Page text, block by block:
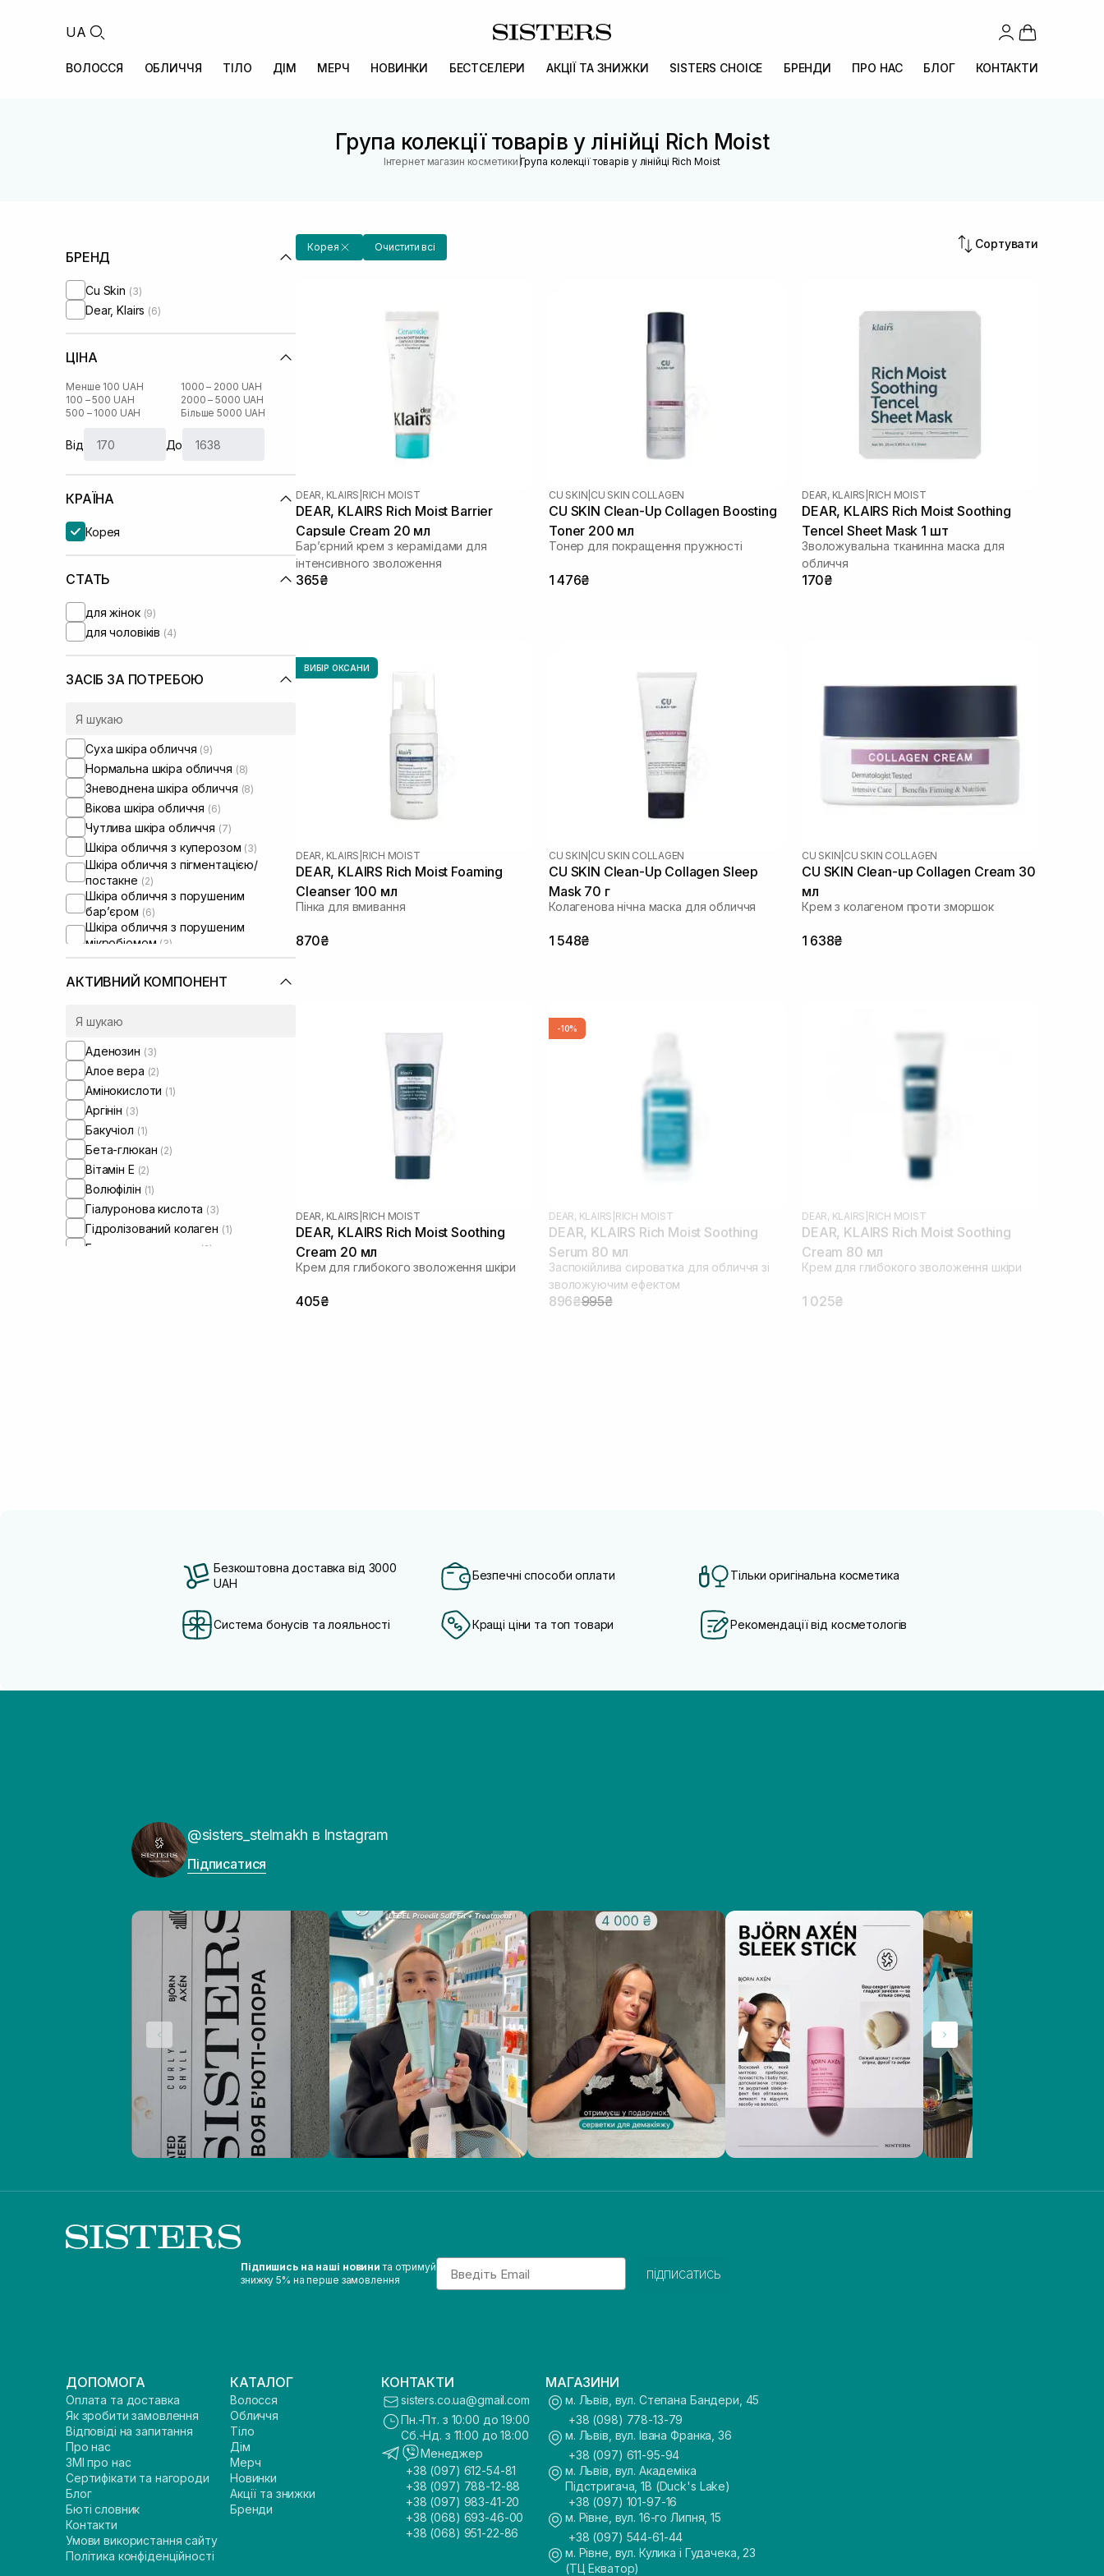
UA
ВОЛОССЯ ОБЛИЧЧЯ ТІЛО ДІМ МЕРЧ НОВИНКИ БЕСТСЕЛЕРИ АКЦІЇ ТА ЗНИЖКИ SISTERS CHOICE БРЕНДИ ПРО НАС БЛОГ КОНТАКТИ
Група колекції товарів у лінійці Rich Moist
Інтернет магазин косметики |Група колекції товарів у лінійці Rich Moist
БРЕНД
Cu Skin (3)
Dear, Klairs (6)
ЦІНА
Менше 100 UAH
100 – 500 UAH
500 – 1000 UAH
1000 – 2000 UAH
2000 – 5000 UAH
Більше 5000 UAH
Від До
КРАЇНА
Корея
СТАТЬ
для жінок (9)
для чоловіків (4)
ЗАСІБ ЗА ПОТРЕБОЮ
Суха шкіра обличчя (9)
Нормальна шкіра обличчя (8)
Зневоднена шкіра обличчя (8)
Вікова шкіра обличчя (6)
Чутлива шкіра обличчя (7)
Шкіра обличчя з куперозом (3)
Шкіра обличчя з пігментацією/
постакне (2)
Шкіра обличчя з порушеним
барʼєром (6)
Шкіра обличчя з порушеним
мікробіомом (3)
Зволожуючі сироватки для
обличчя(1)
АКТИВНИЙ КОМПОНЕНТ
Аденозин (3)
Алое вера (2)
Амінокислоти (1)
Аргінін (3)
Бакучіол (1)
Бета-глюкан (2)
Вітамін Е (2)
Волюфілін (1)
Гіалуронова кислота (3)
Гідролізований колаген (1)
Екстракт портулаку (2)
Корея Очистити всі Сортувати
DEAR, KLAIRS RICH MOIST
DEAR, KLAIRS Rich Moist Barrier
Capsule Cream 20 мл
Бар’єрний крем з керамідами для
інтенсивного зволоження
365₴
CU SKIN CU SKIN COLLAGEN
CU SKIN Clean-Up Collagen Boosting
Toner 200 мл
Тонер для покращення пружності
1 476₴
DEAR, KLAIRS RICH MOIST
DEAR, KLAIRS Rich Moist Soothing
Tencel Sheet Mask 1 шт
Зволожувальна тканинна маска для
обличчя
170₴
ВИБІР ОКСАНИ
DEAR, KLAIRS RICH MOIST
DEAR, KLAIRS Rich Moist Foaming
Cleanser 100 мл
Пінка для вмивання
870₴
CU SKIN CU SKIN COLLAGEN
CU SKIN Сlean-Up Collagen Sleep
Mask 70 г
Колагенова нічна маска для обличчя
1 548₴
CU SKIN CU SKIN COLLAGEN
CU SKIN Clean-up Collagen Cream 30
мл
Крем з колагеном проти зморшок
1 638₴
DEAR, KLAIRS RICH MOIST
DEAR, KLAIRS Rich Moist Soothing
Cream 20 мл
Крем для глибокого зволоження шкіри
405₴
-10%
DEAR, KLAIRS RICH MOIST
DEAR, KLAIRS Rich Moist Soothing
Serum 80 мл
Заспокійлива сироватка для обличчя зі
зволожуючим ефектом
896₴995₴
DEAR, KLAIRS RICH MOIST
DEAR, KLAIRS Rich Moist Soothing
Cream 80 мл
Крем для глибокого зволоження шкіри
1 025₴
Безкоштовна доставка від 3000
UAH
Безпечні способи оплати Тільки оригінальна косметика
Система бонусів та лояльності Кращі ціни та топ товари Рекомендації від косметологів
@sisters_stelmakh в Instagram
Підписатися
Підпишись на наші новини та отримуй
знижку 5% на перше замовлення
Email
підписатись
ДОПОМОГА
Оплата та доставка
Як зробити замовлення
Відповіді на запитання
Про нас
ЗМІ про нас
Сертифікати та нагороди
Блог
Бюті словник
Контакти
Умови використання сайту
Політика конфіденційності
КАТАЛОГ
Волосся
Обличчя
Тіло
Дім
Мерч
Новинки
Акції та знижки
Бренди
КОНТАКТИ
sisters.co.ua@gmail.com
Пн.-Пт. з 10:00 до 19:00
Сб.-Нд. з 11:00 до 18:00
Менеджер
+38 (097) 612-54-81
+38 (097) 788-12-88
+38 (097) 983-41-20
+38 (068) 693-46-00
+38 (068) 951-22-86
МАГАЗИНИ
м. Львів, вул. Степана Бандери, 45
+38 (098) 778-13-79
м. Львів, вул. Івана Франка, 36
+38 (097) 611-95-94
м. Львів, вул. Академіка
Підстригача, 1В (Duck's Lake)
+38 (097) 101-97-16
м. Рівне, вул. 16-го Липня, 15
+38 (097) 544-61-44
м. Рівне, вул. Кулика і Гудачека, 23
(ТЦ Екватор)